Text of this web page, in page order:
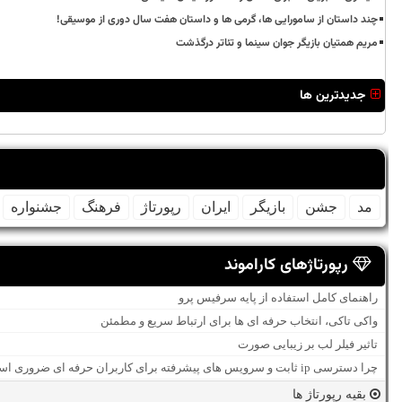
چند داستان از سامورایی ها، گرمی ها و داستان هفت سال دوری از موسیقی!
مریم همتیان بازیگر جوان سینما و تئاتر درگذشت
جدیدترین ها
مد جشن بازیگر ایران رپورتاژ فرهنگ جشنواره
رپورتاژهای کاراموند
راهنمای کامل استفاده از پایه سرفیس پرو
واکی تاکی، انتخاب حرفه ای ها برای ارتباط سریع و مطمئن
تاثیر فیلر لب بر زیبایی صورت
چرا دسترسی ip ثابت و سرویس های پیشرفته برای کاربران حرفه ای ضروری است؟
بقیه رپورتاژ ها